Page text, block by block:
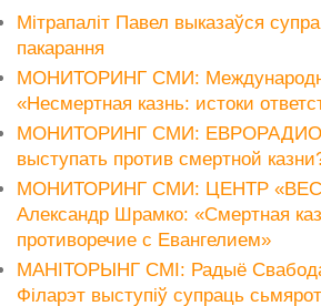
Мітрапаліт Павел выказаўся
пакарання
МОНИТОРИНГ СМИ:
«Несмертная казнь: истоки
МОНИТОРИНГ СМИ: ЕВРОРАДИО:
выступать против смертной
МОНИТОРИНГ СМИ: ЦЕНТР
Александр Шрамко: «Cмертная
противоречие с Евангелием»
МАНІТОРЫНГ СМІ: Радыё
Філарэт выступіў супраць